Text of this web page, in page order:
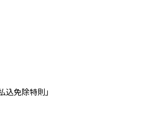
免除特則」